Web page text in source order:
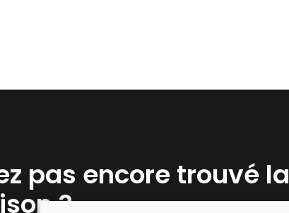
pas encore trouvé la
?